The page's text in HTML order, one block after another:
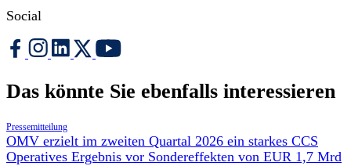
Social
Das könnte Sie ebenfalls interessieren
Pressemitteilung
OMV erzielt im zweiten Quartal 2026 ein starkes CCS
Operatives Ergebnis vor Sondereffekten von EUR 1,7 Mrd